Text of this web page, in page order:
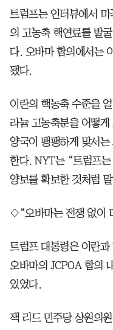
트럼프는 인터뷰에서
의 고농축 핵연료를 발
다. 오바마 합의에서는
됐다.
이란의 핵농축 수준을
라늄 고농축분을 어떻
양국이 팽팽하게 맞서
한다. NYT는 “트럼프는
양보를 확보한 것처럼
◇“오바마는 전쟁 없이
트럼프 대통령은 이란과
오바마의 JCPOA 합의
있었다.
잭 리드 민주당 상원의